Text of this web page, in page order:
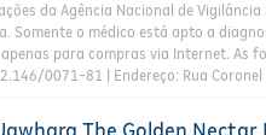
The Golden Nectar
da Agência Nacional de
Somente o médico está apto a
para compras via Internet.
0071-81 | Endereço: Rua